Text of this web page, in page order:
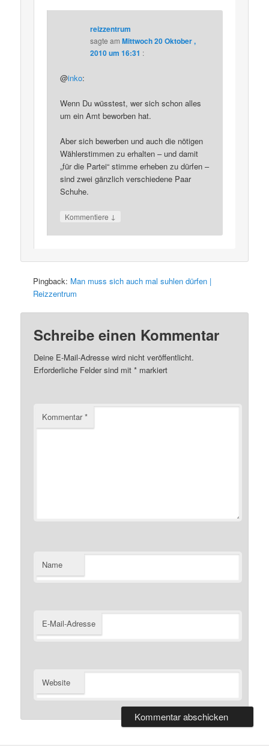
reizzentrum
sagte amMittwoch 20 Oktober ,
2010 um 16:31 :
@inko:
Wenn Du wüsstest, wer sich schon alles
um ein Amt beworben hat.
Aber sich bewerben und auch die nötigen
Wählerstimmen zu erhalten – und damit
„für die Partei“ stimme erheben zu dürfen –
sind zwei gänzlich verschiedene Paar
Schuhe.
Kommentiere ↓
Pingback: Man muss sich auch mal suhlen dürfen |
Reizzentrum
Schreibe einen Kommentar
Deine E-Mail-Adresse wird nicht veröffentlicht.
Erforderliche Felder sind mit* markiert
Kommentar*
Name
E-Mail-Adresse
Website